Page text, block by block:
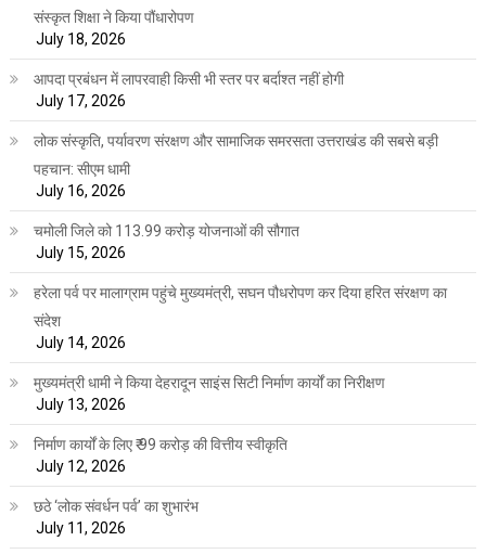
संस्कृत शिक्षा ने किया पौंधारोपण
July 18, 2026
आपदा प्रबंधन में लापरवाही किसी भी स्तर पर बर्दाश्त नहीं होगी
July 17, 2026
लोक संस्कृति, पर्यावरण संरक्षण और सामाजिक समरसता उत्तराखंड की सबसे बड़ी
पहचान: सीएम धामी
July 16, 2026
चमोली जिले को 113.99 करोड़ योजनाओं की सौगात
July 15, 2026
हरेला पर्व पर मालाग्राम पहुंचे मुख्यमंत्री, सघन पौधरोपण कर दिया हरित संरक्षण का
संदेश
July 14, 2026
मुख्यमंत्री धामी ने किया देहरादून साइंस सिटी निर्माण कार्यों का निरीक्षण
July 13, 2026
निर्माण कार्यों के लिए ₹ 99 करोड़ की वित्तीय स्वीकृति
July 12, 2026
छठे ‘लोक संवर्धन पर्व’ का शुभारंभ
July 11, 2026